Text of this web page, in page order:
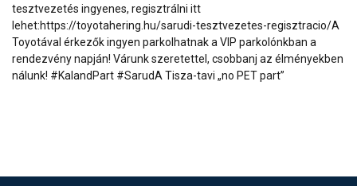
tesztvezetés ingyenes, regisztrálni itt
lehet:https://toyotahering.hu/sarudi-tesztvezetes-regisztracio/A
Toyotával érkezők ingyen parkolhatnak a VIP parkolónkban a
rendezvény napján! Várunk szeretettel, csobbanj az élményekben
nálunk! #KalandPart #SarudA Tisza-tavi „no PET part”